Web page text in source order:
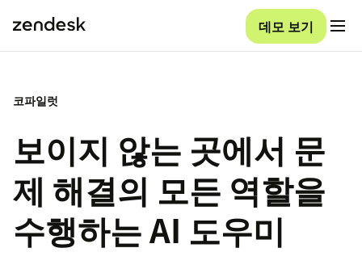
데모 보기
코파일럿
보이지 않는 곳에서 문
제 해결의 모든 역할을
수행하는 AI 도우미